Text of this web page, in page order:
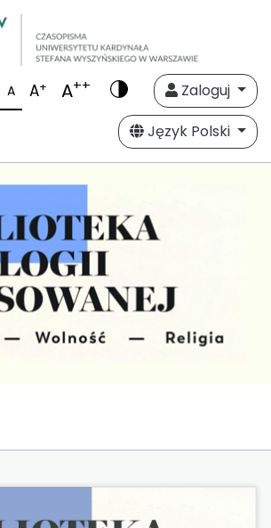
A A+ A++
Zaloguj
Język Polski